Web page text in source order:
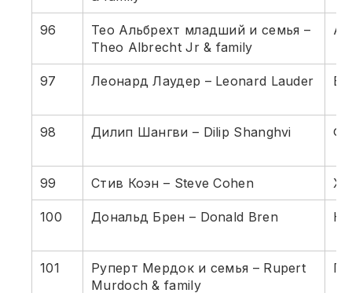
96
Тео Альбрехт младший и семья –
Theo Albrecht Jr & family
97 Леонард Лаудер – Leonard Lauder
98 Дилип Шангви – Dilip Shanghvi
99 Стив Коэн – Steve Cohen
100 Дональд Брен – Donald Bren
101
Руперт Мердок и семья – Rupert
Murdoch & family